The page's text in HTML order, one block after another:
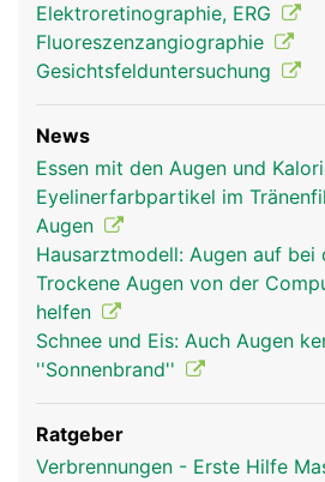
Elektroretinographie, ERG
Fluoreszenzangiographie
Gesichtsfelduntersuchung
News
Essen mit den Augen und
Eyelinerfarbpartikel im
Augen
Hausarztmodell: Augen auf bei
Trockene Augen von der
helfen
Schnee und Eis: Auch Augen
''Sonnenbrand''
Ratgeber
Verbrennungen - Erste Hilfe